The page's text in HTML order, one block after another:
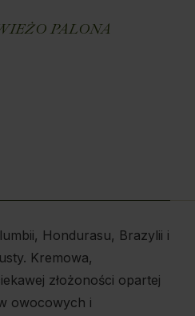
PALONA
Hondurasu, Brazylii i
Kremowa,
złożoności opartej
owocowych i